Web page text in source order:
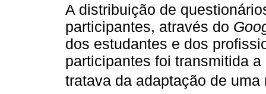
A distribuição de
participantes, através do
dos estudantes e dos
participantes foi transmitida
tratava da adaptação de uma